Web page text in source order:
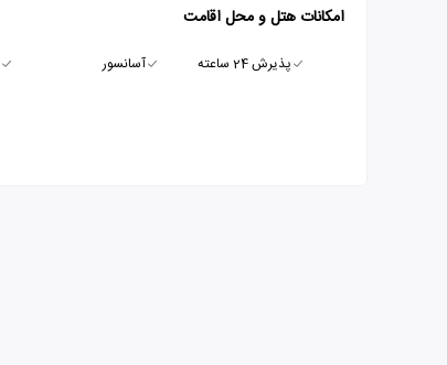
امکانات هتل و محل اقامت
پذیرش 24 ساعته آسانسور